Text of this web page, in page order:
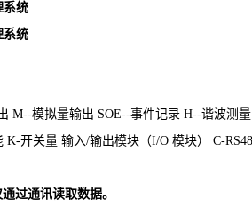
系统
系统
M--模拟量输出 SOE--事件记录 H--谐波测
K-开关量 输入/输出模块（I/O 模块） C-
过通讯读取数据。